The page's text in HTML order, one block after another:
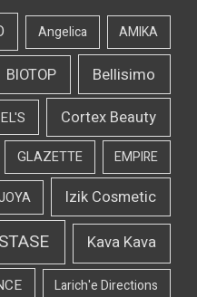
AMIKA
Angelica
Bellisimo
BIOTOP
Cortex Beauty
EMPIRE
GLAZETTE
Izik Cosmetic
Kava Kava
Larich'e Directions